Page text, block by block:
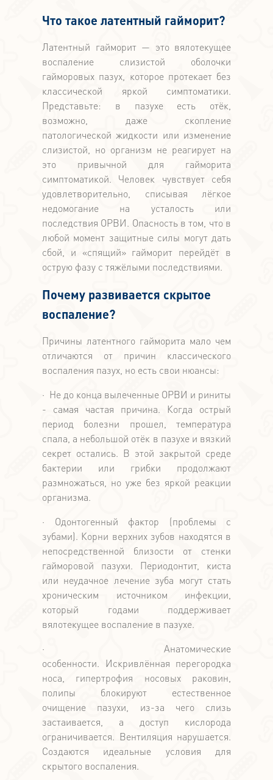
Что такое латентный гайморит?
Латентный гайморит — это вялотекущее
воспаление слизистой оболочки
гайморовых пазух, которое протекает без
классической яркой симптоматики.
Представьте: в пазухе есть отёк,
возможно, даже скопление
патологической жидкости или изменение
слизистой, но организм не реагирует на
это привычной для гайморита
симптоматикой. Человек чувствует себя
удовлетворительно, списывая лёгкое
недомогание на усталость или
последствия ОРВИ. Опасность в том, что в
любой момент защитные силы могут дать
сбой, и «спящий» гайморит перейдёт в
острую фазу с тяжёлыми последствиями.
Почему развивается скрытое
воспаление?
Причины латентного гайморита мало чем
отличаются от причин классического
воспаления пазух, но есть свои нюансы:
· Не до конца вылеченные ОРВИ и риниты
- самая частая причина. Когда острый
период болезни прошел, температура
спала, а небольшой отёк в пазухе и вязкий
секрет остались. В этой закрытой среде
бактерии или грибки продолжают
размножаться, но уже без яркой реакции
организма.
· Одонтогенный фактор (проблемы с
зубами). Корни верхних зубов находятся в
непосредственной близости от стенки
гайморовой пазухи. Периодонтит, киста
или неудачное лечение зуба могут стать
хроническим источником инфекции,
который годами поддерживает
вялотекущее воспаление в пазухе.
· Анатомические
особенности. Искривлённая перегородка
носа, гипертрофия носовых раковин,
полипы блокируют естественное
очищение пазухи, из-за чего слизь
застаивается, а доступ кислорода
ограничивается. Вентиляция нарушается.
Создаются идеальные условия для
скрытого воспаления.